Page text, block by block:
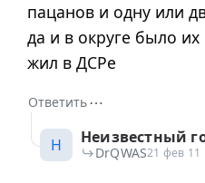
пацанов и одну или
да и в округе было
жил в ДСРе
Ответить⋯
Н Неизвестный
DrQWAS21 фев 11